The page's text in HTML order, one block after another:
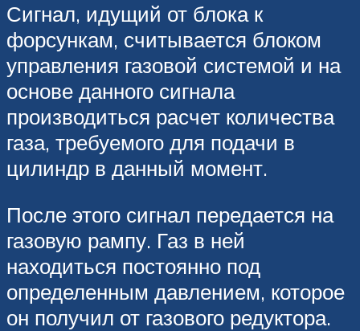
Сигнал, идущий от блока к
форсункам, считывается блоком
управления газовой системой и на
основе данного сигнала
производиться расчет количества
газа, требуемого для подачи в
цилиндр в данный момент.
После этого сигнал передается на
газовую рампу. Газ в ней
находиться постоянно под
определенным давлением, которое
он получил от газового редуктора.